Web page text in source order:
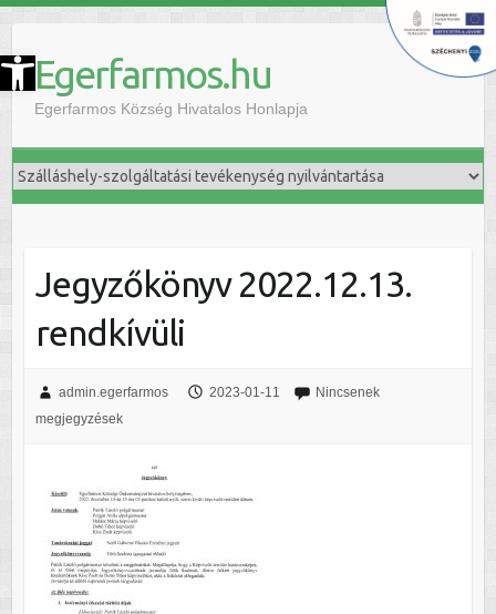
Eszköztár megnyitása Egerfarmos.hu
Egerfarmos Község Hivatalos Honlapja
Jegyzőkönyv 2022.12.13.
rendkívüli
admin.egerfarmos 2023-01-11
Nincsenek
megjegyzések